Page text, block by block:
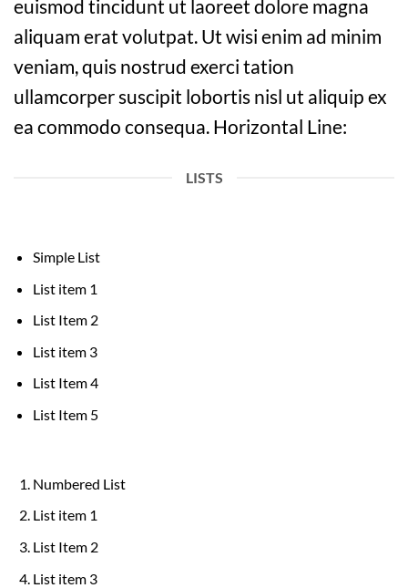
euismod tincidunt ut laoreet dolore magna
aliquam erat volutpat. Ut wisi enim ad minim
veniam, quis nostrud exerci tation
ullamcorper suscipit lobortis nisl ut aliquip ex
ea commodo consequa. Horizontal Line:
LISTS
Simple List
List item 1
List Item 2
List item 3
List Item 4
List Item 5
Numbered List
List item 1
List Item 2
List item 3